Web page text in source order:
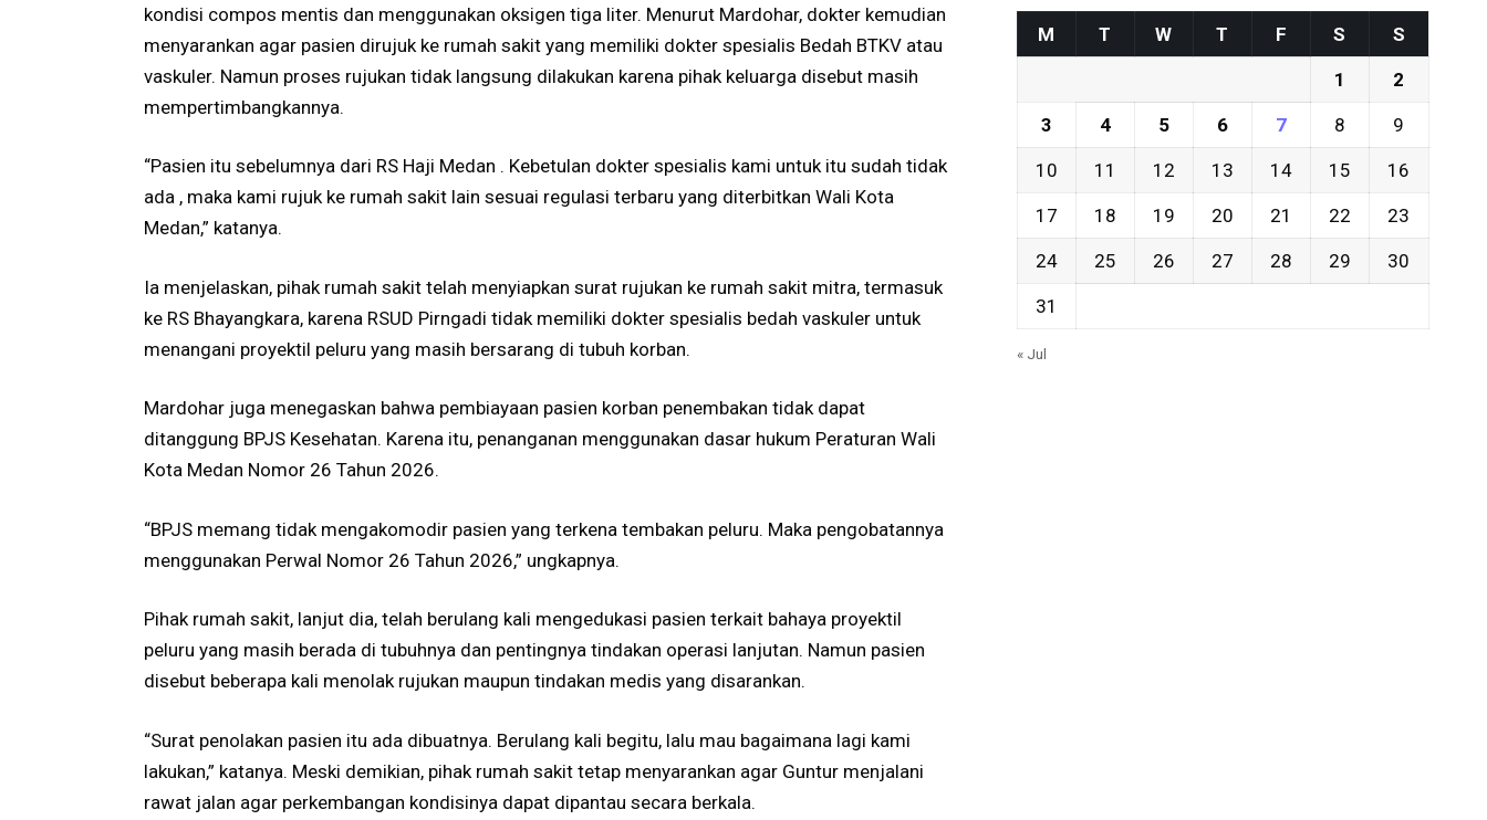
kondisi compos mentis dan menggunakan oksigen tiga liter. Menurut Mardohar, dokter kemudian
menyarankan agar pasien dirujuk ke rumah sakit yang memiliki dokter spesialis Bedah BTKV atau
vaskuler. Namun proses rujukan tidak langsung dilakukan karena pihak keluarga disebut masih
mempertimbangkannya.
“Pasien itu sebelumnya dari RS Haji Medan . Kebetulan dokter spesialis kami untuk itu sudah tidak
ada , maka kami rujuk ke rumah sakit lain sesuai regulasi terbaru yang diterbitkan Wali Kota
Medan,” katanya.
Ia menjelaskan, pihak rumah sakit telah menyiapkan surat rujukan ke rumah sakit mitra, termasuk
ke RS Bhayangkara, karena RSUD Pirngadi tidak memiliki dokter spesialis bedah vaskuler untuk
menangani proyektil peluru yang masih bersarang di tubuh korban.
Mardohar juga menegaskan bahwa pembiayaan pasien korban penembakan tidak dapat
ditanggung BPJS Kesehatan. Karena itu, penanganan menggunakan dasar hukum Peraturan Wali
Kota Medan Nomor 26 Tahun 2026.
“BPJS memang tidak mengakomodir pasien yang terkena tembakan peluru. Maka pengobatannya
menggunakan Perwal Nomor 26 Tahun 2026,” ungkapnya.
Pihak rumah sakit, lanjut dia, telah berulang kali mengedukasi pasien terkait bahaya proyektil
peluru yang masih berada di tubuhnya dan pentingnya tindakan operasi lanjutan. Namun pasien
disebut beberapa kali menolak rujukan maupun tindakan medis yang disarankan.
“Surat penolakan pasien itu ada dibuatnya. Berulang kali begitu, lalu mau bagaimana lagi kami
lakukan,” katanya. Meski demikian, pihak rumah sakit tetap menyarankan agar Guntur menjalani
rawat jalan agar perkembangan kondisinya dapat dipantau secara berkala.
M T W T F S S
1 2
3 4 5 6 7 8 9
10 11 12 13 14 15 16
17 18 19 20 21 22 23
24 25 26 27 28 29 30
31
« Jul